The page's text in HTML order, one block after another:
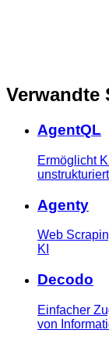
Verwandte
AgentQL
Ermöglicht
Agenty
Web
KI
Decodo
Einfacher
von